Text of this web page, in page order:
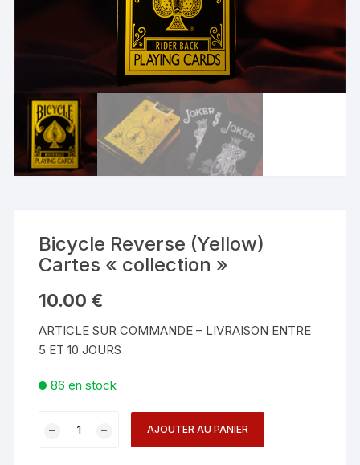
Bicycle Reverse (Yellow)
Cartes « collection »
10.00 €
ARTICLE SUR COMMANDE – LIVRAISON ENTRE
5 ET 10 JOURS
86 en stock
AJOUTER AU PANIER